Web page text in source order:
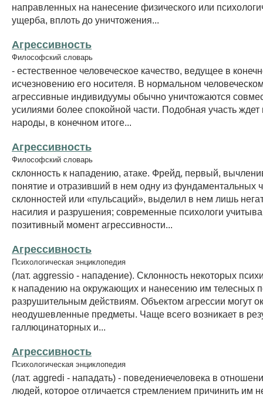
направленных на нанесение физического или
ущерба, вплоть до уничтожения...
Агрессивность
Философский словарь
- естественное человеческое качество, ведущее в
исчезновению его носителя. В нормальном
агрессивные индивидуумы обычно уничтожаются
усилиями более спокойной части. Подобная участь
народы, в конечном итоге...
Агрессивность
Философский словарь
склонность к нападению, атаке. Фрейд, первый,
понятие и отразивший в нем одну из фундаментальных
склонностей или «пульсаций», выделил в нем лишь
насилия и разрушения; современные психологи
позитивный момент агрессивности...
Агрессивность
Психологическая энциклопедия
(лат. aggressio - нападение). Склонность некоторых
к нападению на окружающих и нанесению им телесных
разрушительным действиям. Объектом агрессии могут
неодушевленные предметы. Чаще всего возникает в
галлюцинаторных и...
Агрессивность
Психологическая энциклопедия
(лат. aggredi - нападать) - поведениечеловека в
людей, которое отличается стремлением причинить им